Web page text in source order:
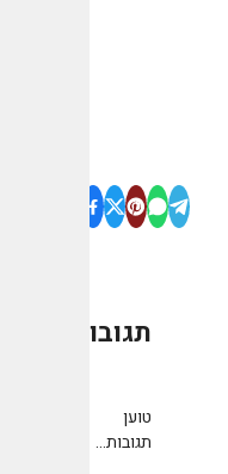
תגובות
טוען
תגובות...